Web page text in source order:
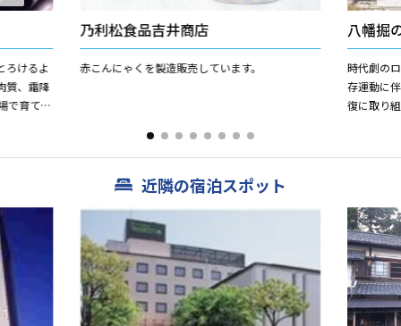
ろけるよ
質、霜降
乃利松食品吉井商店
赤こんにゃくを製造販売しています。
八幡掘
時代劇の
存運動に
復に取り
近隣の宿泊スポット